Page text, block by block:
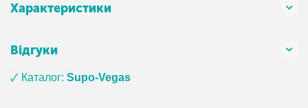
Характеристики
Відгуки
🗸 Каталог:Supo-Vegas